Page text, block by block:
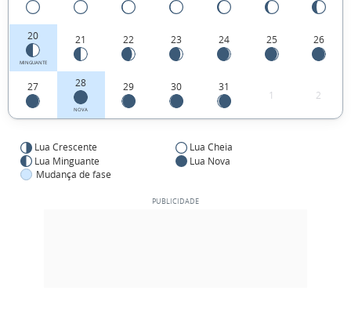
20
MINGUANTE
21 22 23 24 25 26
27 28
NOVA
29 30 31
1 2
Lua Crescente
Lua Cheia
Lua Minguante
Lua Nova
Mudança de fase